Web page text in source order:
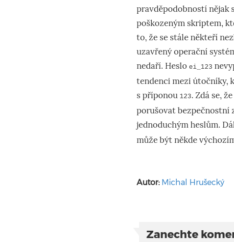
pravděpodobností nějak
poškozeným skriptem,
to, že se stále někteří
uzavřený operační
nedaří. Heslo ei_123
tendenci mezi útočníky,
s příponou 123. Zdá se,
porušovatbezpečnostní
jednoduchým heslům.
může být někde výchozí
Autor: Michal Hrušecký
Zanechte